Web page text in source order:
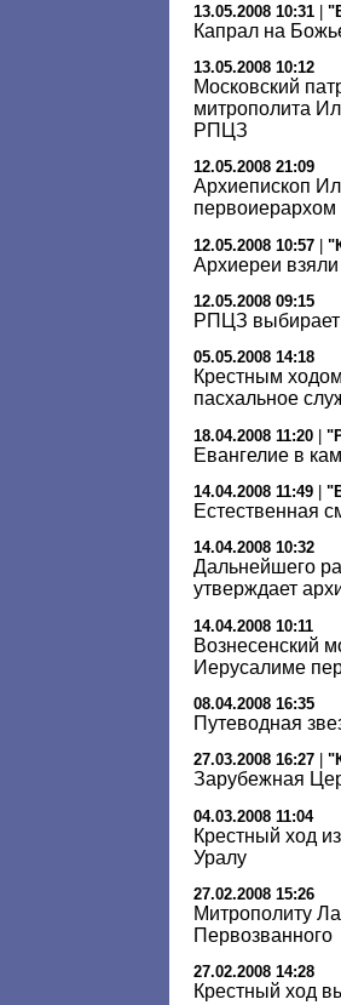
13.05.2008 10:31 |
Капрал на
13.05.2008 10:12
Московский
митрополита
РПЦЗ
12.05.2008 21:09
Архиепископ
12.05.2008 10:57 |
Архиереи
12.05.2008 09:15
РПЦЗ выбирает
05.05.2008 14:18
Крестным
пасхальное
18.04.2008 11:20 |
Евангелие в
14.04.2008 11:49
Естественная
14.04.2008 10:32
Дальнейшего
утверждает
14.04.2008 10:11
Вознесенский
Иерусалиме
08.04.2008 16:35
Путеводная
27.03.2008 16:27
Зарубежная
04.03.2008 11:04
Крестный ход
Уралу
27.02.2008 15:26
Митрополиту
Первозванного
27.02.2008 14:28
Крестный ход